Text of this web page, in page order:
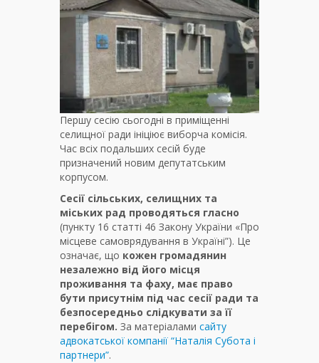
Першу сесію сьогодні в приміщенні
селищної ради ініціює виборча комісія.
Час всіх подальших сесій буде
призначений новим депутатським
корпусом.
Сесії сільських, селищних та
міських рад проводяться гласно
(пункту 16 статті 46 Закону України «Про
місцеве самоврядування в Україні”). Це
означає, що кожен громадянин
незалежно від його місця
проживання та фаху, має право
бути присутнім під час сесії ради та
безпосередньо слідкувати за її
перебігом. За матеріалами сайту
адвокатської компанії “Наталія Субота і
партнери”.